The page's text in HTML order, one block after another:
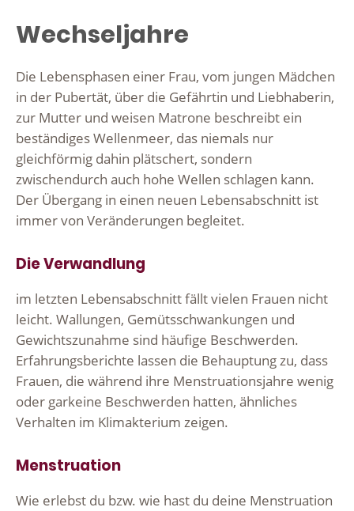
Wechseljahre
Die Lebensphasen einer Frau, vom jungen Mädchen
in der Pubertät, über die Gefährtin und Liebhaberin,
zur Mutter und weisen Matrone beschreibt ein
beständiges Wellenmeer, das niemals nur
gleichförmig dahin plätschert, sondern
zwischendurch auch hohe Wellen schlagen kann.
Der Übergang in einen neuen Lebensabschnitt ist
immer von Veränderungen begleitet.
Die Verwandlung
im letzten Lebensabschnitt fällt vielen Frauen nicht
leicht. Wallungen, Gemütsschwankungen und
Gewichtszunahme sind häufige Beschwerden.
Erfahrungsberichte lassen die Behauptung zu, dass
Frauen, die während ihre Menstruationsjahre wenig
oder garkeine Beschwerden hatten, ähnliches
Verhalten im Klimakterium zeigen.
Menstruation
Wie erlebst du bzw. wie hast du deine Menstruation